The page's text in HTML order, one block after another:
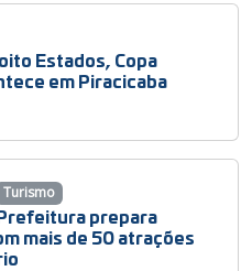
Estados, Copa
em Piracicaba
prepara
mais de 50 atrações
Turismo